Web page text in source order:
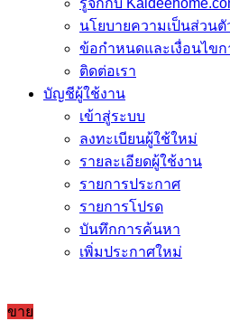
รู้จักกับ
นโยบายความเป็นส่วนตั
ข้อกำหนดและเงื่อนไขก
ติดต่อเรา
บัญชีผู้ใช้งาน
เข้าสู่ระบบ
ลงทะเบียนผู้ใช้ใหม่
รายละเอียดผู้ใช้งาน
รายการประกาศ
รายการโปรด
บันทึกการค้นหา
เพิ่มประกาศใหม่
ขาย